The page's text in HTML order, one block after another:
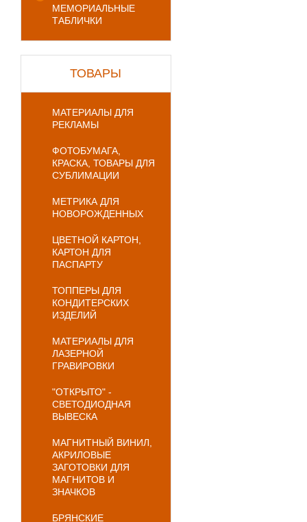
МЕМОРИАЛЬНЫЕ
ТАБЛИЧКИ
ТОВАРЫ
МАТЕРИАЛЫ ДЛЯ
РЕКЛАМЫ
ФОТОБУМАГА,
КРАСКА, ТОВАРЫ ДЛЯ
СУБЛИМАЦИИ
МЕТРИКА ДЛЯ
НОВОРОЖДЕННЫХ
ЦВЕТНОЙ КАРТОН,
КАРТОН ДЛЯ
ПАСПАРТУ
ТОППЕРЫ ДЛЯ
КОНДИТЕРСКИХ
ИЗДЕЛИЙ
МАТЕРИАЛЫ ДЛЯ
ЛАЗЕРНОЙ
ГРАВИРОВКИ
"ОТКРЫТО" -
СВЕТОДИОДНАЯ
ВЫВЕСКА
МАГНИТНЫЙ ВИНИЛ,
АКРИЛОВЫЕ
ЗАГОТОВКИ ДЛЯ
МАГНИТОВ И
ЗНАЧКОВ
БРЯНСКИЕ